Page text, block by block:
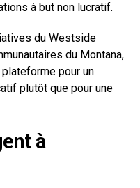
à but non lucratif.
du Westside
du Montana,
pour un
plutôt que pour une
à